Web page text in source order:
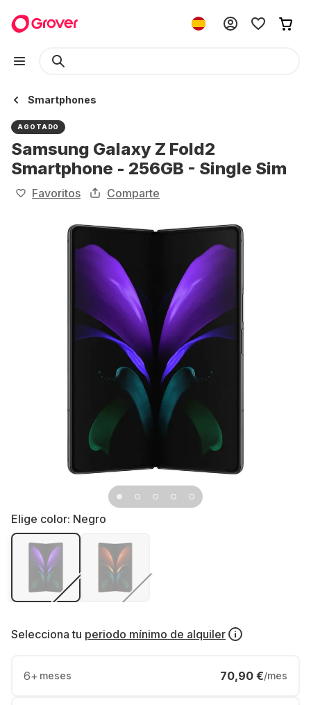
Smartphones
AGOTADO
Samsung Galaxy Z Fold2
Smartphone - 256GB - Single Sim
Favoritos Comparte
Elige color: Negro
Selecciona tu periodo mínimo de alquiler
6+ meses 70,90 €/mes